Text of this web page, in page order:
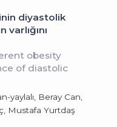
diyastolik
obesity
of diastolic
yaylalı, Beray Can,
Mustafa Yurtdaş